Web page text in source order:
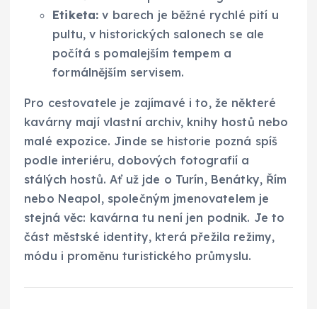
Etiketa: v barech je běžné rychlé pití u
pultu, v historických salonech se ale
počítá s pomalejším tempem a
formálnějším servisem.
Pro cestovatele je zajímavé i to, že některé
kavárny mají vlastní archiv, knihy hostů nebo
malé expozice. Jinde se historie pozná spíš
podle interiéru, dobových fotografií a
stálých hostů. Ať už jde o Turín, Benátky, Řím
nebo Neapol, společným jmenovatelem je
stejná věc: kavárna tu není jen podnik. Je to
část městské identity, která přežila režimy,
módu i proměnu turistického průmyslu.